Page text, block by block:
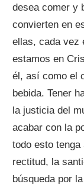
desea comer y
convierten en
ellas, cada vez
estamos en
él, así como el
bebida. Tener
la justicia del
acabar con la
todo esto
rectitud, la
búsqueda por